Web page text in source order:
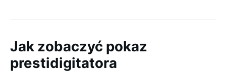
Jak zobaczyć pokaz
prestidigitatora